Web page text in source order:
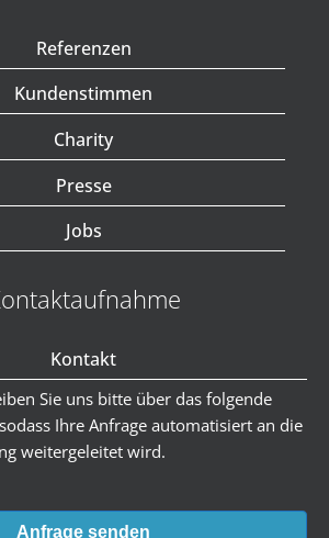
Referenzen
Kundenstimmen
Charity
Presse
Jobs
Kontakt
Sie uns bitte über das folgende
Ihre Anfrage automatisiert an die
weitergeleitet wird.
Anfrage senden